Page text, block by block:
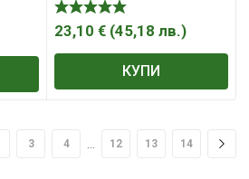
23,10 € (45,18 лв.)
КУПИ
3 4 12 13 14